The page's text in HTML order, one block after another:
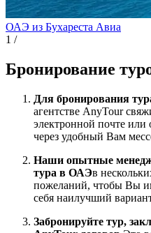
ОАЭ из Бухареста Авиа
1 /
Бронирование
Для бронирования
агентстве AnyTour
электронной почте или
через удобный Вам
Наши опытные
тура в ОАЭв
пожеланий, чтобы Вы
себя наилучший
Забронируйте тур,